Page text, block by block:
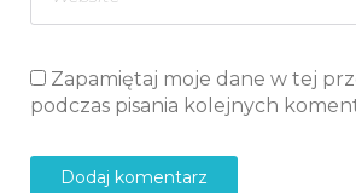
Zapamiętaj moje dane w tej
podczas pisania kolejnych